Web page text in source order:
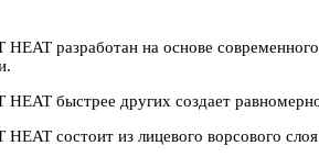
разработан на основе
HEAT быстрее других создает
HEAT состоит из лицевого ворсового